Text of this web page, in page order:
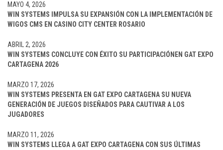
WIN SYSTEMS IMPULSA SU EXPANSIÓN CON LA IMPLEMENTACIÓN DE
WIGOS CMS EN CASINO CITY CENTER ROSARIO
MAYO 4, 2026
WIN SYSTEMS CONCLUYE CON ÉXITO SU PARTICIPACIÓNEN GAT EXPO
CARTAGENA 2026
ABRIL 2, 2026
WIN SYSTEMS PRESENTA EN GAT EXPO CARTAGENA SU NUEVA
GENERACIÓN DE JUEGOS DISEÑADOS PARA CAUTIVAR A LOS
JUGADORES
MARZO 17, 2026
WIN SYSTEMS LLEGA A GAT EXPO CARTAGENA CON SUS ÚLTIMAS
MARZO 11, 2026